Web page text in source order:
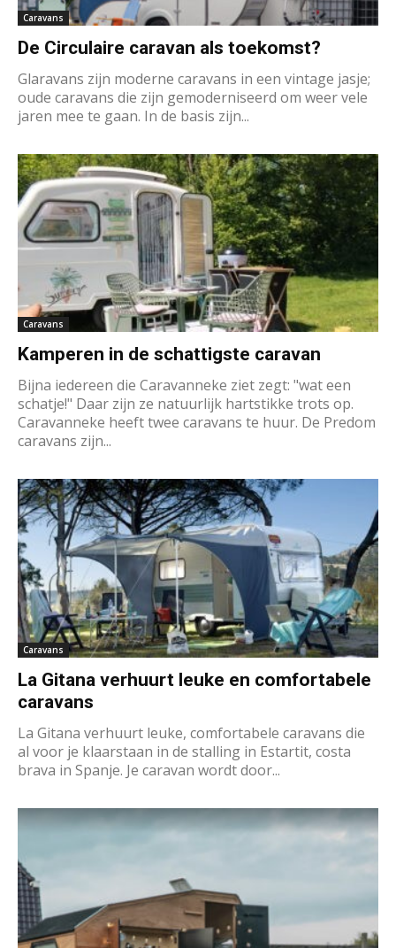
Caravans
De Circulaire caravan als toekomst?
Glaravans zijn moderne caravans in een vintage jasje;
oude caravans die zijn gemoderniseerd om weer vele
jaren mee te gaan. In de basis zijn...
Caravans
Kamperen in de schattigste caravan
Bijna iedereen die Caravanneke ziet zegt: "wat een
schatje!" Daar zijn ze natuurlijk hartstikke trots op.
Caravanneke heeft twee caravans te huur. De Predom
caravans zijn...
Caravans
La Gitana verhuurt leuke en comfortabele
caravans
La Gitana verhuurt leuke, comfortabele caravans die
al voor je klaarstaan in de stalling in Estartit, costa
brava in Spanje. Je caravan wordt door...